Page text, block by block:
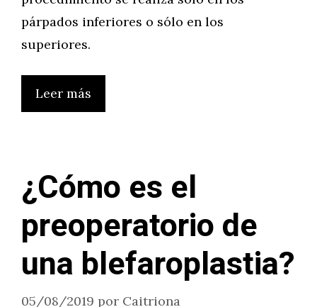
párpados inferiores o sólo en los
superiores.
Leer más
¿Cómo es el
preoperatorio de
una blefaroplastia?
05/08/2019 por Caitriona